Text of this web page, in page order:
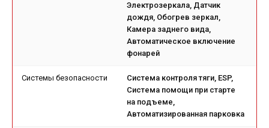
Электрозеркала, Датчик
дождя, Обогрев зеркал,
Камера заднего вида,
Автоматическое включение
фонарей
Системы безопасности
Система контроля тяги, ESP,
Система помощи при старте
на подъеме,
Автоматизированная парковка